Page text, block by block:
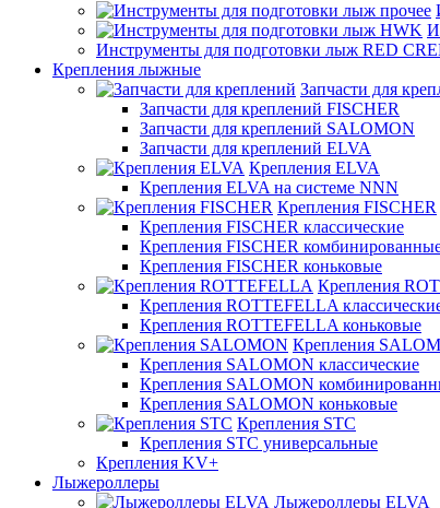
Инструменты для подготовки лыж RED
Крепления лыжные
Запчасти для
Запчасти для креплений FISCHER
Запчасти для креплений SALOMON
Запчасти для креплений ELVA
Крепления ELVA
Крепления ELVA на системе NNN
Крепления FISCHER
Крепления FISCHER классические
Крепления FISCHER
Крепления FISCHER коньковые
Крепления
Крепления ROTTEFELLA
Крепления ROTTEFELLA коньковые
Крепления
Крепления SALOMON классические
Крепления SALOMON
Крепления SALOMON коньковые
Крепления STC
Крепления STC универсальные
Крепления KV+
Лыжероллеры
Лыжероллеры ELVA